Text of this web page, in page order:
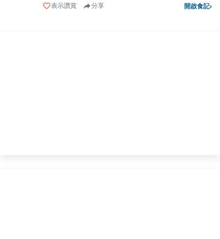
表示讚賞 分享 開啟食記›